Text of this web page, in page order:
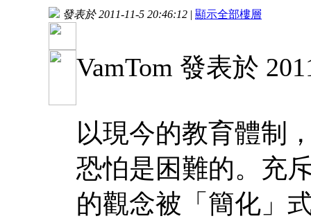
發表於 2011-11-5 20:46:12 | 顯示全部樓層
VamTom 發表於
以現今的教育體制
恐怕是困難的。充
的觀念被「簡化」